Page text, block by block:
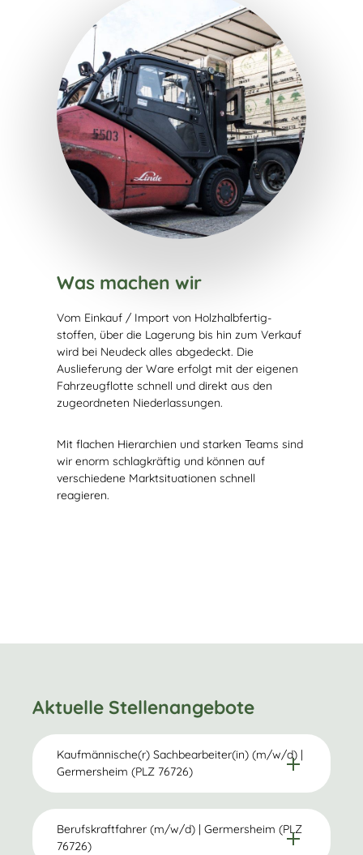
Was machen wir
Vom Einkauf / Import von Holzhalb­fertig­
stoffen, über die Lagerung bis hin zum Verkauf
wird bei Neudeck alles abgedeckt. Die
Auslieferung der Ware erfolgt mit der eigenen
Fahrzeugflotte schnell und direkt aus den
zugeordneten Niederlassungen.
Mit flachen Hierarchien und starken Teams sind
wir enorm schlagkräftig und können auf
verschiedene Markt­situationen schnell
reagieren.
Aktuelle Stellenangebote
Kaufmännische(r) Sachbearbeiter(in) (m/w/d) |
Germersheim (PLZ 76726)
Berufskraftfahrer (m/w/d) | Germersheim (PLZ
76726)